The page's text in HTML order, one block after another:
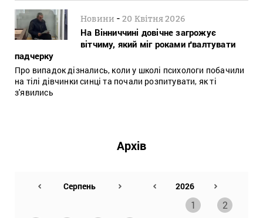
Новини -20 Квітня 2026
На Вінниччині довічне загрожує
вітчиму, який міг роками ґвалтувати
падчерку
Про випадок дізнались, коли у школі психологи побачили
на тілі дівчинки синці та почали розпитувати, як ті
з'явились
Архів
1
2